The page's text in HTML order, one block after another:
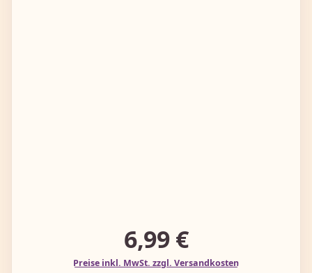
6,99 €
Preise inkl. MwSt. zzgl. Versandkosten